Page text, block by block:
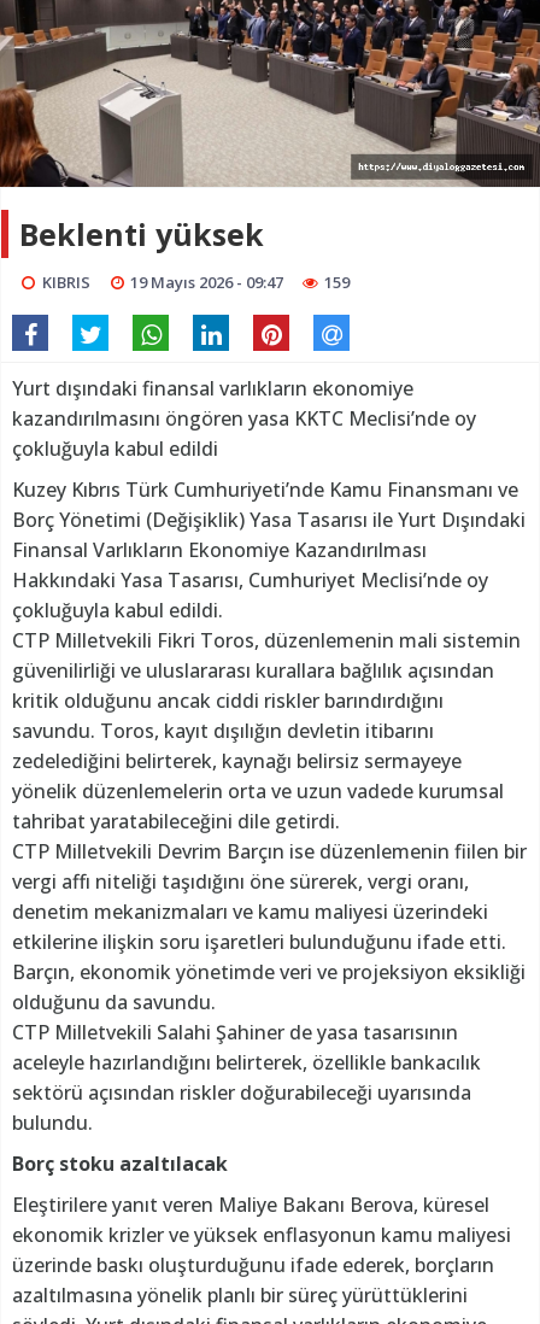
Beklenti yüksek
KIBRIS 19 Mayıs 2026 - 09:47 159
Yurt dışındaki finansal varlıkların ekonomiye
kazandırılmasını öngören yasa KKTC Meclisi’nde oy
çokluğuyla kabul edildi
Kuzey Kıbrıs Türk Cumhuriyeti’nde Kamu Finansmanı ve
Borç Yönetimi (Değişiklik) Yasa Tasarısı ile Yurt Dışındaki
Finansal Varlıkların Ekonomiye Kazandırılması
Hakkındaki Yasa Tasarısı, Cumhuriyet Meclisi’nde oy
çokluğuyla kabul edildi.
CTP Milletvekili Fikri Toros, düzenlemenin mali sistemin
güvenilirliği ve uluslararası kurallara bağlılık açısından
kritik olduğunu ancak ciddi riskler barındırdığını
savundu. Toros, kayıt dışılığın devletin itibarını
zedelediğini belirterek, kaynağı belirsiz sermayeye
yönelik düzenlemelerin orta ve uzun vadede kurumsal
tahribat yaratabileceğini dile getirdi.
CTP Milletvekili Devrim Barçın ise düzenlemenin fiilen bir
vergi affı niteliği taşıdığını öne sürerek, vergi oranı,
denetim mekanizmaları ve kamu maliyesi üzerindeki
etkilerine ilişkin soru işaretleri bulunduğunu ifade etti.
Barçın, ekonomik yönetimde veri ve projeksiyon eksikliği
olduğunu da savundu.
CTP Milletvekili Salahi Şahiner de yasa tasarısının
aceleyle hazırlandığını belirterek, özellikle bankacılık
sektörü açısından riskler doğurabileceği uyarısında
bulundu.
Borç stoku azaltılacak
Eleştirilere yanıt veren Maliye Bakanı Berova, küresel
ekonomik krizler ve yüksek enflasyonun kamu maliyesi
üzerinde baskı oluşturduğunu ifade ederek, borçların
azaltılmasına yönelik planlı bir süreç yürüttüklerini